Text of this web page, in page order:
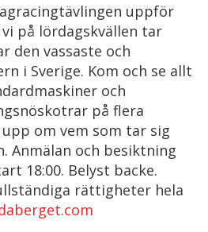
uppför
på lördagskvällen tar
den vassaste och
i Sverige. Kom och se allt
och
på flera
om vem som tar sig
Anmälan och besiktning
18:00. Belyst backe.
rättigheter hela